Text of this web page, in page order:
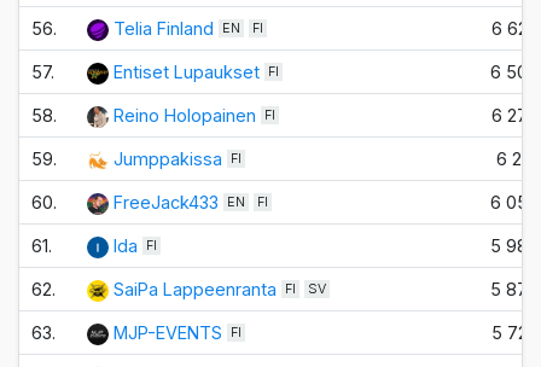
56. Telia Finland EN FI 6 620
57. Entiset Lupaukset FI 6 500
58. Reino Holopainen FI 6 270
59. Jumppakissa FI 6 210
60. FreeJack433 EN FI 6 050
61. Ida FI 5 980
62. SaiPa Lappeenranta FI SV 5 870
63. MJP-EVENTS FI 5 720